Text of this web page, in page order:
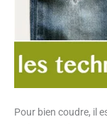
Pour bien coudre, il